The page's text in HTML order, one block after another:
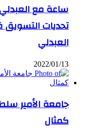
ساعة مع العبدلي
تحديات التسويق
العبدلي
2022/01/13
جامعة الأمير
كمثال